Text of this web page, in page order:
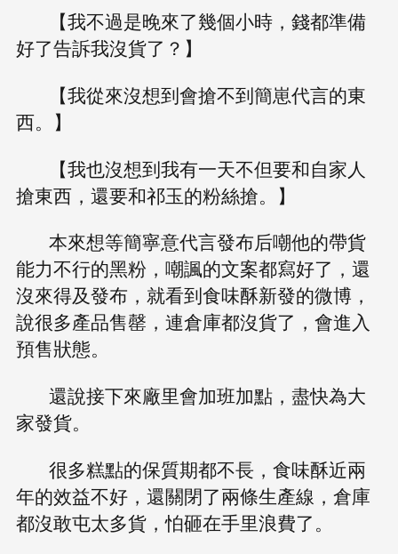
【我不過是晚來了幾個小時，錢都準備
好了告訴我沒貨了？】
【我從來沒想到會搶不到簡崽代言的東
西。】
【我也沒想到我有一天不但要和自家人
搶東西，還要和祁玉的粉絲搶。】
本來想等簡寧意代言發布后嘲他的帶貨
能力不行的黑粉，嘲諷的文案都寫好了，還
沒來得及發布，就看到食味酥新發的微博，
說很多產品售罄，連倉庫都沒貨了，會進入
預售狀態。
還說接下來廠里會加班加點，盡快為大
家發貨。
很多糕點的保質期都不長，食味酥近兩
年的效益不好，還關閉了兩條生產線，倉庫
都沒敢屯太多貨，怕砸在手里浪費了。